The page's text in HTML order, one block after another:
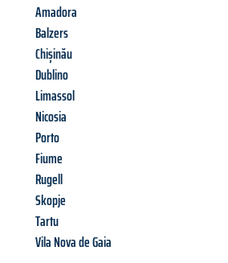
Amadora
Balzers
Chișinău
Dublino
Limassol
Nicosia
Porto
Fiume
Rugell
Skopje
Tartu
Vila Nova de Gaia